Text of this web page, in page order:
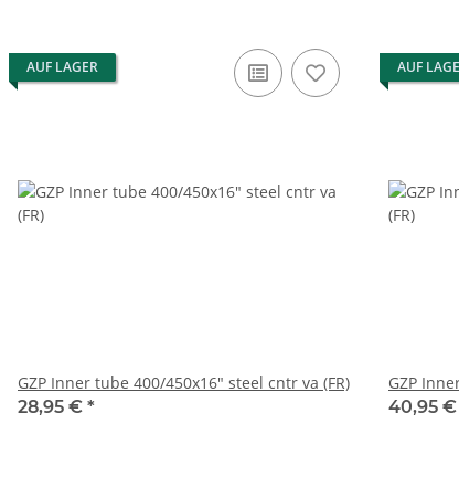
AUF LAGER
GZP Inner tube 400/450x16" steel cntr va (FR)
28,95 € *
AUF
GZP
40,95 €